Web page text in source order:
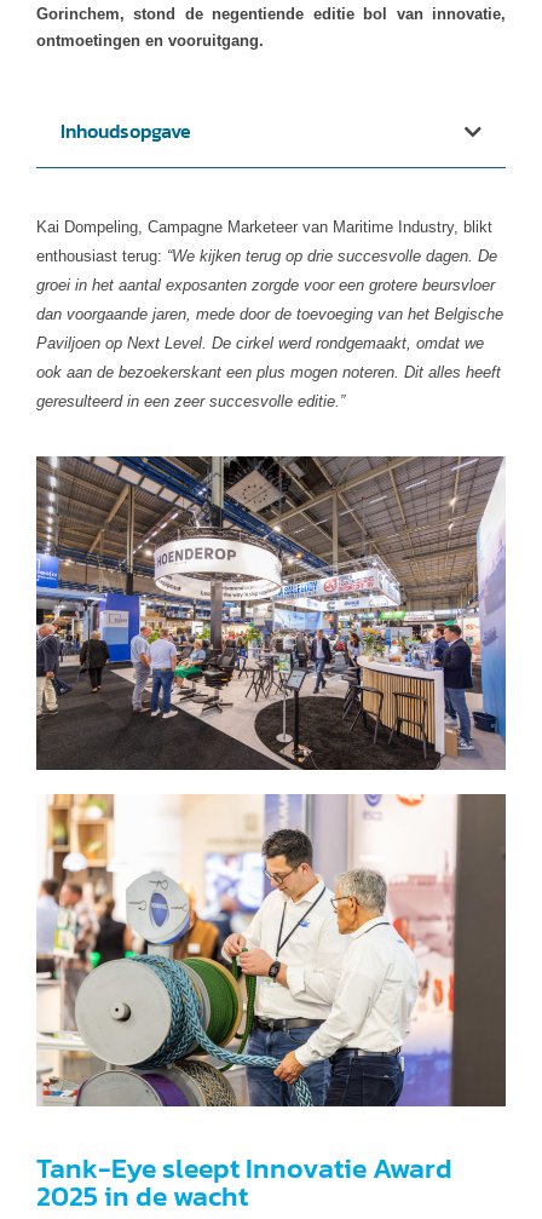
Gorinchem, stond de negentiende editie bol van innovatie,
ontmoetingen en vooruitgang.
Inhoudsopgave
Kai Dompeling, Campagne Marketeer van Maritime Industry, blikt
enthousiast terug: “We kijken terug op drie succesvolle dagen. De
groei in het aantal exposanten zorgde voor een grotere beursvloer
dan voorgaande jaren, mede door de toevoeging van het Belgische
Paviljoen op Next Level. De cirkel werd rondgemaakt, omdat we
ook aan de bezoekerskant een plus mogen noteren. Dit alles heeft
geresulteerd in een zeer succesvolle editie.”
Tank-Eye sleept Innovatie Award
2025 in de wacht